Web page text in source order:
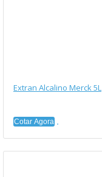
Extran Alcalino Merck 5L
Cotar Agora